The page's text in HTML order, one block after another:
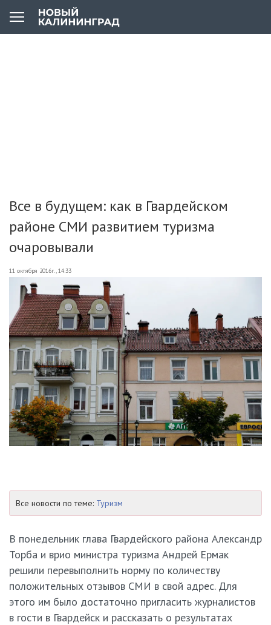
Все в будущем: как в Гвардейском
районе СМИ развитием туризма
очаровывали
11 октября 2016г., 14:33
Все новости по теме: Туризм
В понедельник глава Гвардейского района Александр
Торба и врио министра туризма Андрей Ермак
решили перевыполнить норму по количеству
положительных отзывов СМИ в свой адрес. Для
этого им было достаточно пригласить журналистов
в гости в Гвардейск и рассказать о результатах